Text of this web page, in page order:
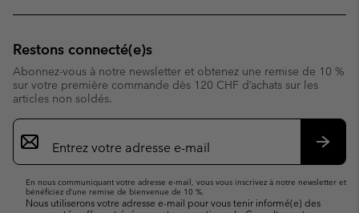
Restons connecté(e)s
Abonnez-vous à notre newsletter et obtenez une remise de 10 %
sur votre première commande dès 120 CHF d’achats sur les
articles non soldés.
Inscription
par
e-
En nous communiquant votre adresse e-mail, vous vous inscrivez à notre newsletter et
bénéficiez d’une remise de bienvenue de 10 %.
Nous utiliserons votre adresse e-mail pour vous tenir informé(e) des